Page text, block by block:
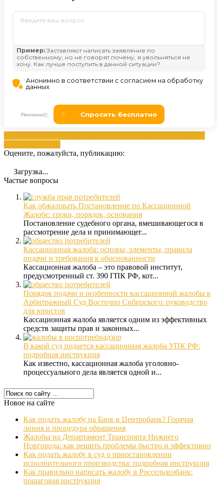
Оцените, пожалуйста, публикацию:
Загрузка...
Частые вопросы
Как обжаловать Постановление по Кассационной
Жалобе: сроки, порядок, основания
Постановление судебного органа, вмешивающегося в
рассмотрение дела и принимающег...
Кассационная жалоба: основы, элементы, правила
подачи и требования к обоснованности
Кассационная жалоба – это правовой институт,
предусмотренный ст. 390 ГПК РФ, кот...
Порядок подачи и особенности кассационной жалобы в
Арбитражный Суд Восточно Сибирского: руководство
для юристов
Кассационная жалоба является одним из эффективных
средств защиты прав и законных...
В какой суд подается кассационная жалоба УПК РФ:
подробная инструкция
Как известно, кассационная жалоба уголовно-
процессуального дела является одной и...
Новое на сайте
Как подать жалобу на Банк в Центробанк? Горячая
линия и процедура обращения
Жалобы на Департамент Транспорта Нижнего
Новгорода: как решить проблемы быстро и эффективно
Как подать жалобу в суд о приостановлении
исполнительного производства: подробная инструкция
Как правильно написать жалобу в Россельхозбанк:
пошаговая инструкция